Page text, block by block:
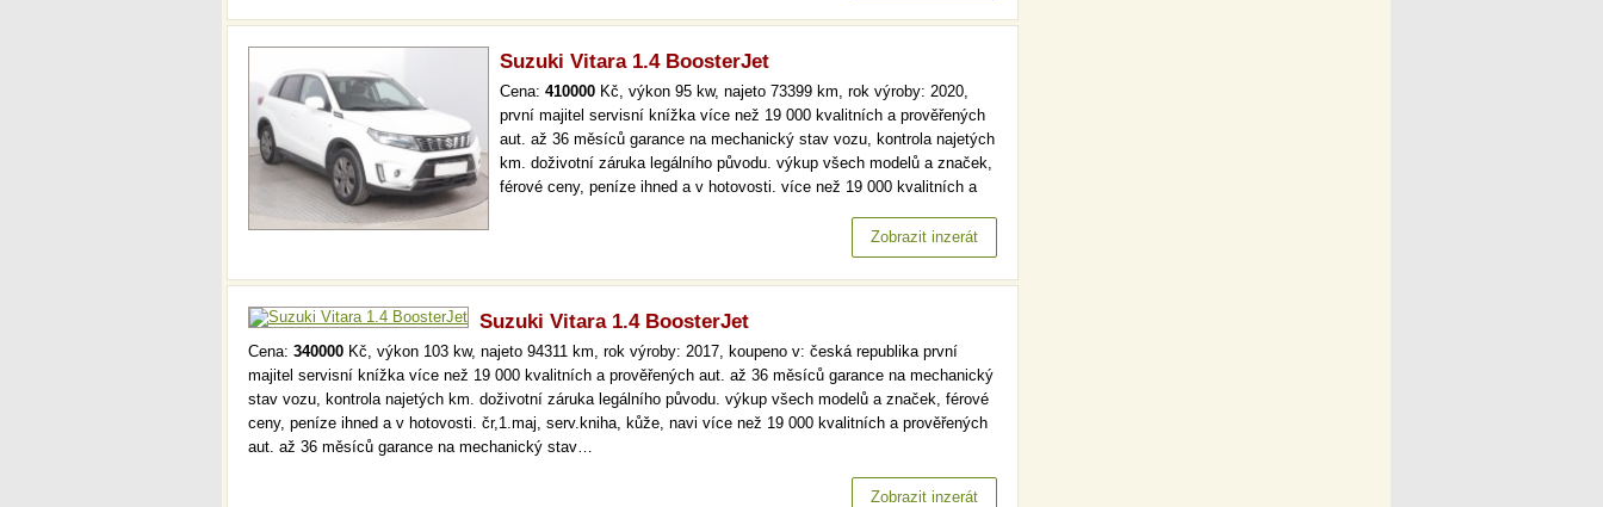
Suzuki Vitara 1.4 BoosterJet
Cena: 410000 Kč, výkon 95 kw, najeto 73399 km, rok výroby: 2020,
první majitel servisní knížka více než 19 000 kvalitních a prověřených
aut. až 36 měsíců garance na mechanický stav vozu, kontrola najetých
km. doživotní záruka legálního původu. výkup všech modelů a značek,
férové ceny, peníze ihned a v hotovosti. více než 19 000 kvalitních a
kontrola najetých km. doživotní záruka legálního původu.…Zobrazit inzerát
Suzuki Vitara 1.4 BoosterJet
Cena: 340000 Kč, výkon 103 kw, najeto 94311 km, rok výroby: 2017, koupeno v: česká republika první
majitel servisní knížka více než 19 000 kvalitních a prověřených aut. až 36 měsíců garance na mechanický
stav vozu, kontrola najetých km. doživotní záruka legálního původu. výkup všech modelů a značek, férové
ceny, peníze ihned a v hotovosti. čr,1.maj, serv.kniha, kůže, navi více než 19 000 kvalitních a prověřených
aut. až 36 měsíců garance na mechanický stav…
Zobrazit inzerát